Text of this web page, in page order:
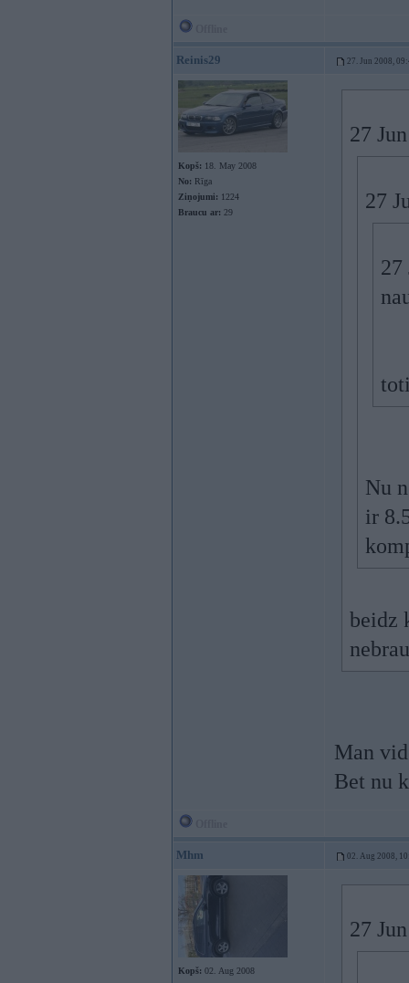
Reinis29 27. Jun 2008,
Kopš: 18. May 2008
No: Rīga
Ziņojumi: 1224
Braucu ar: 29
27
27
27
Nu
ir
beidz
Man
Bet nu
Mhm 02. Aug 2008,
Kopš: 02. Aug 2008
27